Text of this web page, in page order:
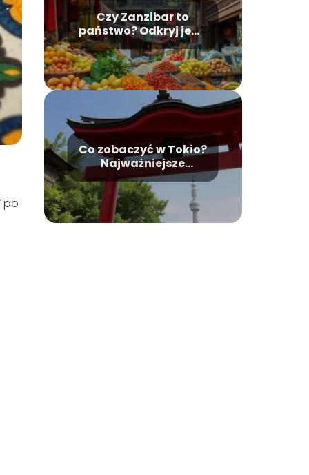
po
Czy Zanzibar to
państwo? Odkryj jego
status polityczny i
historię
Co zobaczyć w Tokio?
Najważniejsze
atrakcje i zabytki